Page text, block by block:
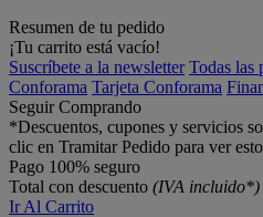
Resumen de tu pedido
¡Tu carrito está vacío!
Suscríbete a la newsletter Todas las
Conforama Tarjeta Conforama
Seguir Comprando
*Descuentos, cupones y servicios
clic en Tramitar Pedido para ver
Pago 100% seguro
Total con descuento (IVA incluido*)
Ir Al Carrito